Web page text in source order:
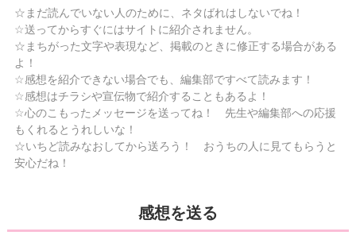
☆まだ読んでいない人のために、ネタばれはしないでね！
☆送ってからすぐにはサイトに紹介されません。
☆まちがった文字や表現など、掲載のときに修正する場合がある
よ！
☆感想を紹介できない場合でも、編集部ですべて読みます！
☆感想はチラシや宣伝物で紹介することもあるよ！
☆心のこもったメッセージを送ってね！ 先生や編集部への応援
もくれるとうれしいな！
☆いちど読みなおしてから送ろう！ おうちの人に見てもらうと
安心だね！
感想を送る